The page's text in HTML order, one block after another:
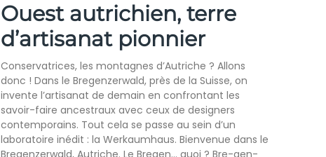
Ouest autrichien, terre
d’artisanat pionnier
Conservatrices, les montagnes d’Autriche ? Allons
donc ! Dans le Bregenzerwald, près de la Suisse, on
invente l’artisanat de demain en confrontant les
savoir-faire ancestraux avec ceux de designers
contemporains. Tout cela se passe au sein d’un
laboratoire inédit : la Werkaumhaus. Bienvenue dans le